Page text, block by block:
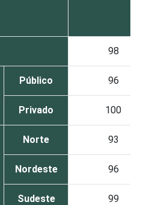
98
Público 96
Privado 100
Norte 93
Nordeste 96
Sudeste 99